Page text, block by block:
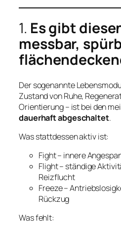
1. Es gibt
messbar,
Der sogenannte
Zustand von Ruhe,
Orientierung – ist bei den
dauerhaft abgeschaltet.
Was stattdessen aktiv ist:
Fight – innere
Flight – ständige
Reizflucht
Freeze –
Rückzug
Was fehlt: